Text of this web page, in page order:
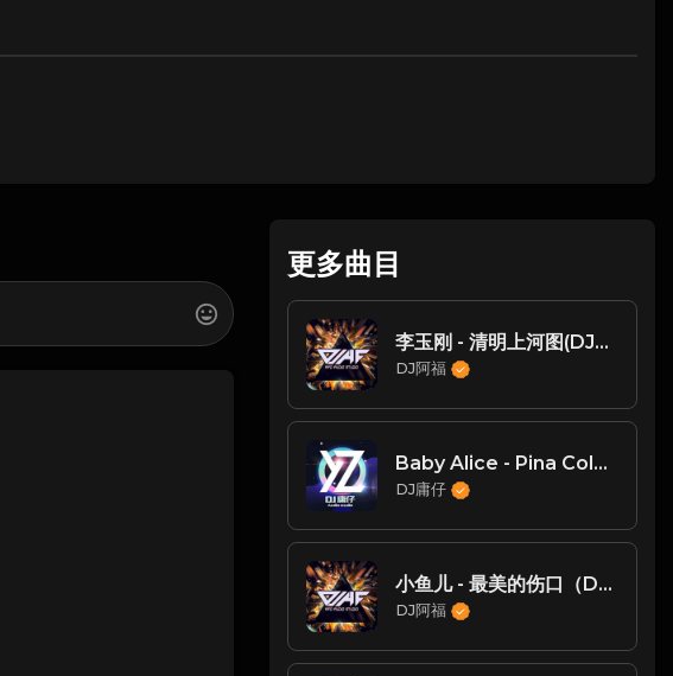
更多曲目
李玉刚 - 清明上河图(DJ阿福 ProgHouse Mix V2)
DJ阿福
Baby Alice - Pina Colada Boy (DJ庸仔 Remix)-玖零DJ整理♪♫
DJ庸仔
小鱼儿 - 最美的伤口（DJ阿福）
DJ阿福